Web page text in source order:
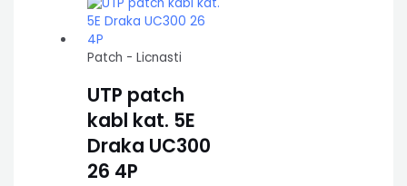
Patch - Licnasti
UTP patch
kabl kat. 5E
Draka UC300
26 4P